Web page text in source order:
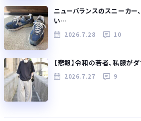
ニューバランスのスニーカー
い…
2026.7.28 10
【悲報】令和の若者、私服が
2026.7.27 9